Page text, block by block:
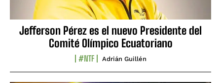
Jefferson Pérez es el nuevo Presidente del
Comité Olímpico Ecuatoriano
#NTF Adrián Guillén